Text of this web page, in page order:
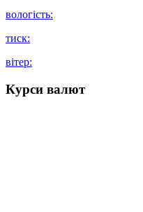
вологість:
тиск:
вітер:
Курси валют